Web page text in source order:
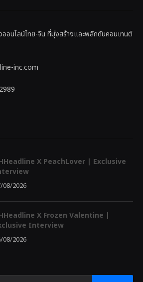
อนไลน์ไทย-จีน ที่มุ่งสร้างและพลักดันคอนเทนต์
inc.com
X PeachLover | Exclusive
08/2026
X Frozen Valentine |
Interview
08/2026